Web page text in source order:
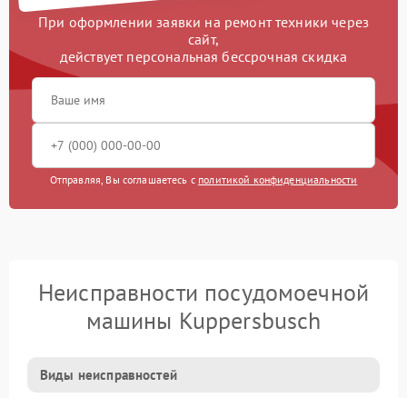
При оформлении заявки на ремонт техники через
сайт,
действует персональная бессрочная скидка
Отправляя, Вы соглашаетесь с политикой конфиденциальности
Неисправности посудомоечной
машины Kuppersbusch
Виды неисправностей